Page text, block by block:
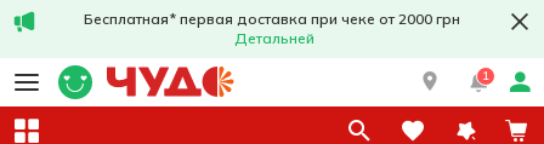
Бесплатная* первая доставка при чеке от 2000 грн
Детальней
1